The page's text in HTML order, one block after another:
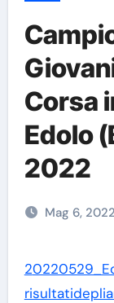
Corsa
Edolo
2022
Mag 6, 2022
20220529_Edolo_CampItalStaffette-
risultati